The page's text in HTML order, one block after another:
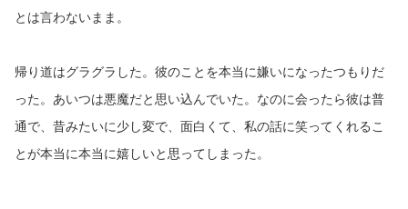
とは言わないまま。
帰り道はグラグラした。彼のことを本当に嫌いになったつもりだ
った。あいつは悪魔だと思い込んでいた。なのに会ったら彼は普
通で、昔みたいに少し変で、面白くて、私の話に笑ってくれるこ
とが本当に本当に嬉しいと思ってしまった。